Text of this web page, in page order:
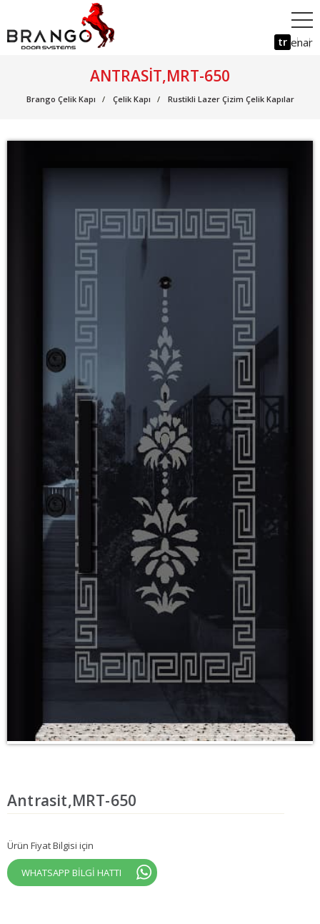
tr enar
ANTRASIT,MRT-650
Brango Çelik Kapı Çelik Kapı Rustikli Lazer Çizim Çelik Kapılar
Antrasit,MRT-650
Ürün Fiyat Bilgisi için
WHATSAPP BİLGİ HATTI